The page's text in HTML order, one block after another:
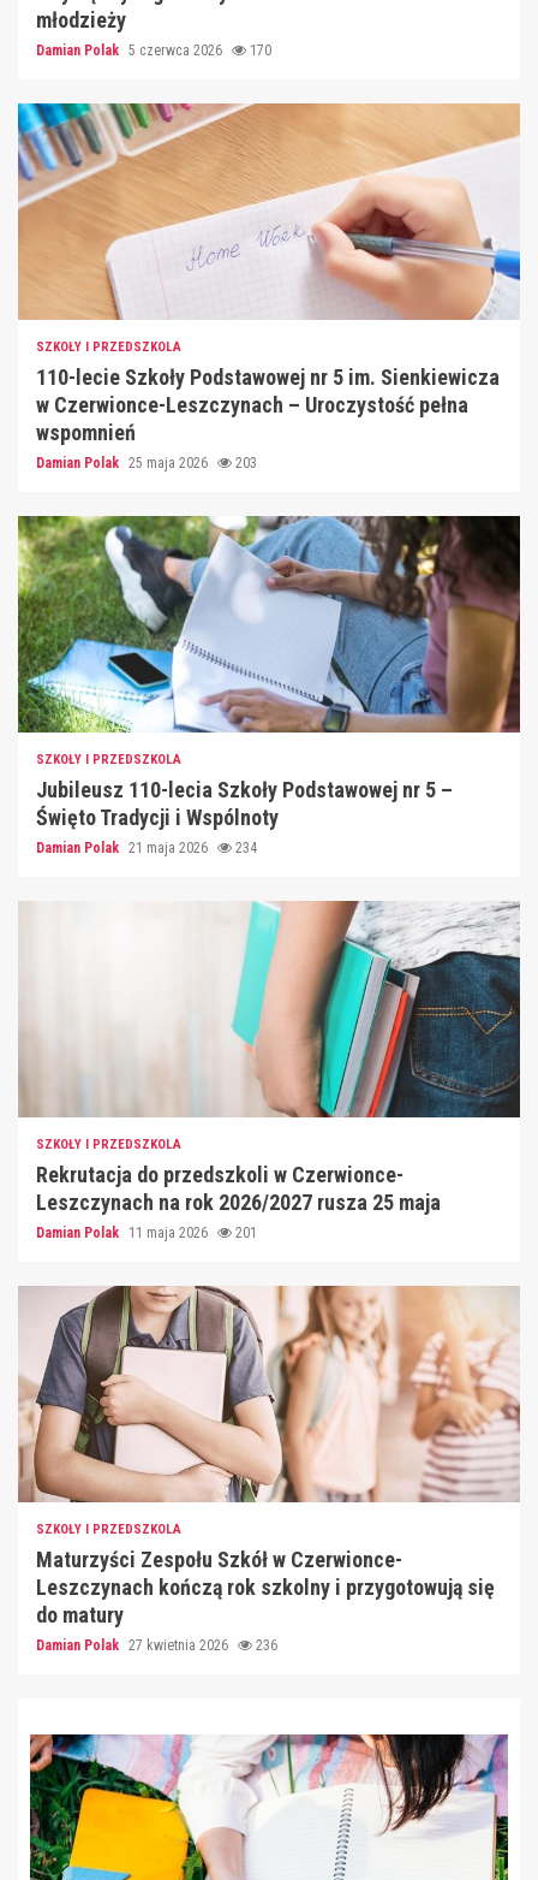
młodzieży
Damian Polak 5 czerwca 2026 170
SZKOŁY I PRZEDSZKOLA
110-lecie Szkoły Podstawowej nr 5 im. Sienkiewicza
w Czerwionce-Leszczynach – Uroczystość pełna
wspomnień
Damian Polak 25 maja 2026 203
SZKOŁY I PRZEDSZKOLA
Jubileusz 110-lecia Szkoły Podstawowej nr 5 –
Święto Tradycji i Wspólnoty
Damian Polak 21 maja 2026 234
SZKOŁY I PRZEDSZKOLA
Rekrutacja do przedszkoli w Czerwionce-
Leszczynach na rok 2026/2027 rusza 25 maja
Damian Polak 11 maja 2026 201
SZKOŁY I PRZEDSZKOLA
Maturzyści Zespołu Szkół w Czerwionce-
Leszczynach kończą rok szkolny i przygotowują się
do matury
Damian Polak 27 kwietnia 2026 236